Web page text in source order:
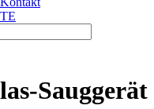
Sauggerät